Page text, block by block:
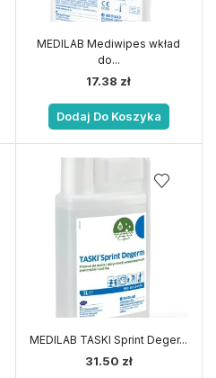
MEDILAB Mediwipes wkład
do...
17.38 zł
Dodaj Do Koszyka
MEDILAB TASKI Sprint Deger...
31.50 zł